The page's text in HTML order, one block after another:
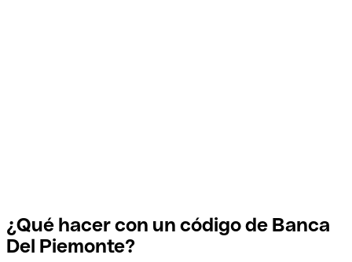
¿Qué hacer con un código de Banca
Del Piemonte?